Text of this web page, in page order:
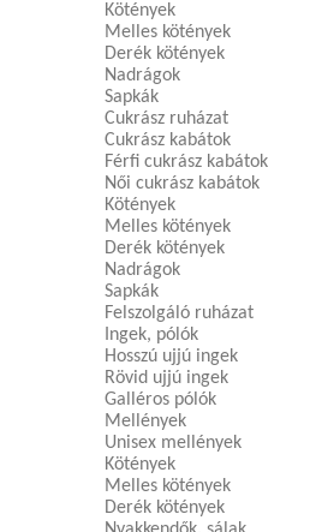
Kötények
Melles kötények
Derék kötények
Nadrágok
Sapkák
Cukrász ruházat
Cukrász kabátok
Férfi cukrász kabátok
Női cukrász kabátok
Kötények
Melles kötények
Derék kötények
Nadrágok
Sapkák
Felszolgáló ruházat
Ingek, pólók
Hosszú ujjú ingek
Rövid ujjú ingek
Galléros pólók
Mellények
Unisex mellények
Kötények
Melles kötények
Derék kötények